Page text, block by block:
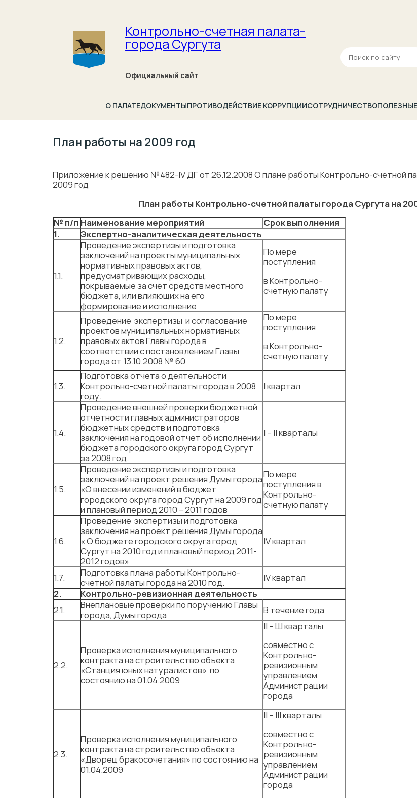
Контрольно-счетная палата­
города Сургута
Официальный сайт
П
о
О ПАЛАТЕДОКУМЕНТЫПРОТИВОДЕЙСТВИЕ КОРРУПЦИИСОТРУДНИЧЕСТВО
План работы на 2009 год
Приложение к решению №482-IV ДГ от 26.12.2008 О плане работы Контрольно-счетной
2009 год
План работы Контрольно-счетной палаты города Сургута на
№ п/п Наименование мероприятий
Срок выполнения
1.
Экспертно-аналитическая деятельность
1.1.
Проведение экспертизы и подготовка
заключений на проекты муниципальных
нормативных правовых актов,
предусматривающих расходы,
покрываемые за счет средств местного
бюджета, или влияющих на его
формирование и исполнение
По мере
поступления
в Контрольно-
счетную палату
1.2.
Проведение экспертизы и согласование
проектов муниципальных нормативных
правовых актов Главы города в
соответствии с постановлением Главы
города от 13.10.2008 № 60
По мере
поступления
в Контрольно-
счетную палату
1.3.
Подготовка отчета о деятельности
Контрольно-счетной палаты города в 2008
году.
I квартал
1.4.
Проведение внешней проверки бюджетной
отчетности главных администраторов
бюджетных средств и подготовка
заключения на годовой отчет об исполнении
бюджета городского округа город Сургут
за 2008 год.
I – II кварталы
1.5.
Проведение экспертизы и подготовка
заключений на проект решения Думы города
«О внесении изменений в бюджет
городского округа город Сургут на 2009 год
и плановый период 2010 – 2011 годов
По мере
поступления в
Контрольно-
счетную палату
1.6.
Проведение экспертизы и подготовка
заключения на проект решения Думы города
« О бюджете городского округа город
Сургут на 2010 год и плановый период 2011-
2012 годов»
IV квартал
1.7.
Подготовка плана работы Контрольно-
счетной палаты города на 2010 год.
IV квартал
2.
Контрольно-ревизионная деятельность
2.1.
Внеплановые проверки по поручению Главы
города, Думы города
В течение года
2.2.
Проверка исполнения муниципального
контракта на строительство объекта
«Станция юных натуралистов» по
состоянию на 01.04.2009
II – Ш кварталы
совместно с
Контрольно-
ревизионным
управлением
Администрации
города
2.3.
Проверка исполнения муниципального
контракта на строительство объекта
«Дворец бракосочетания» по состоянию на
01.04.2009
II – III кварталы
совместно с
Контрольно-
ревизионным
управлением
Администрации
города